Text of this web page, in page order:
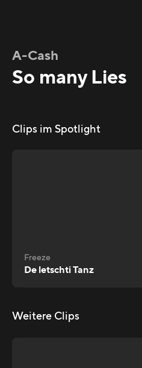
A-Cash
So many Lies
Clips im Spotlight
Freeze
De letschti Tanz
Weitere Clips